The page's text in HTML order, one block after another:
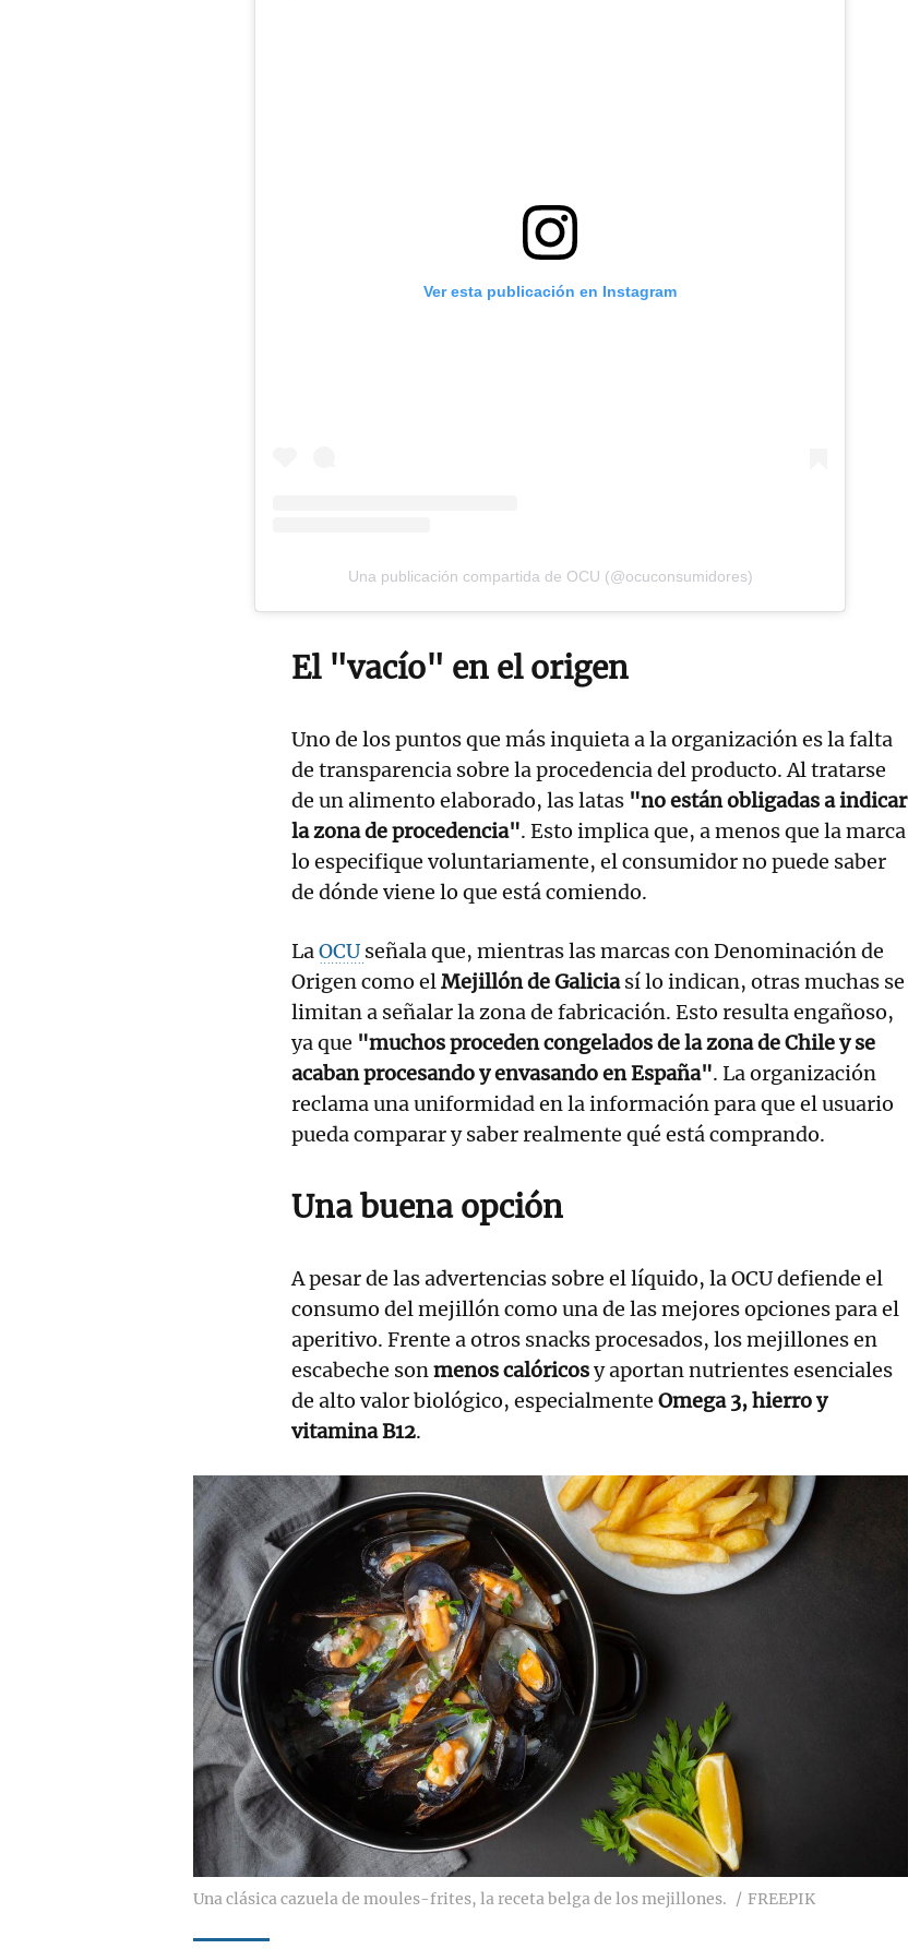
Ver esta publicación en Instagram
Una publicación compartida de OCU (@ocuconsumidores)
El "vacío" en el origen
Uno de los puntos que más inquieta a la organización es la falta
de transparencia sobre la procedencia del producto. Al tratarse
de un alimento elaborado, las latas "no están obligadas a indicar
la zona de procedencia". Esto implica que, a menos que la marca
lo especifique voluntariamente, el consumidor no puede saber
de dónde viene lo que está comiendo.
LaOCU señala que, mientras las marcas con Denominación de
Origen como elMejillón de Galiciasí lo indican, otras muchas se
limitan a señalar la zona de fabricación. Esto resulta engañoso,
ya que "muchos proceden congelados de la zona de Chile y se
acaban procesando y envasando en España". La organización
reclama una uniformidad en la información para que el usuario
pueda comparar y saber realmente qué está comprando.
Una buena opción
A pesar de las advertencias sobre el líquido, la OCU defiende el
consumo del mejillón como una de las mejores opciones para el
aperitivo. Frente a otros snacks procesados, los mejillones en
escabeche sonmenos calóricosy aportan nutrientes esenciales
de alto valor biológico, especialmente Omega 3, hierro y
vitamina B12.
Una clásica cazuela de moules-frites, la receta belga de los mejillones. FREEPIK